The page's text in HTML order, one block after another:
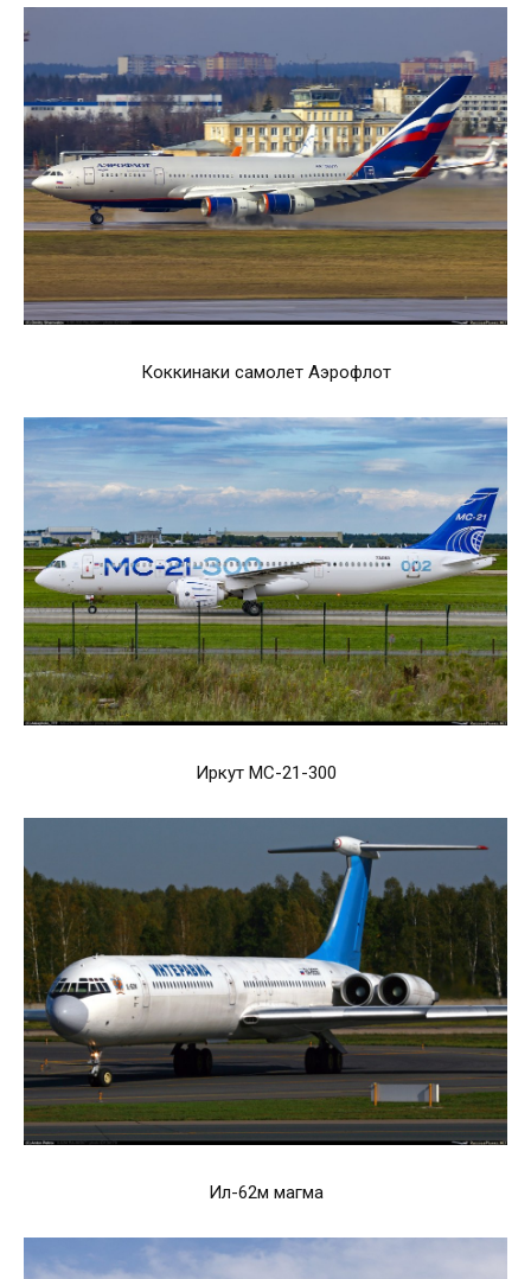
Коккинаки самолет Аэрофлот
Иркут МС-21-300
Ил-62м магма